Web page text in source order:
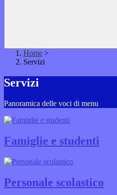
Home >
Servizi
Servizi
Panoramica delle voci di menu
Famiglie e studenti
Personale scolastico